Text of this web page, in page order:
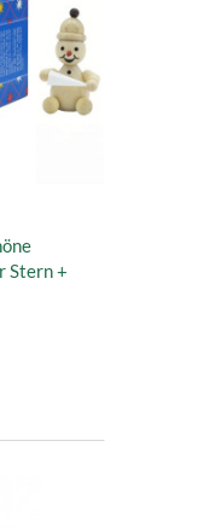
Stern +